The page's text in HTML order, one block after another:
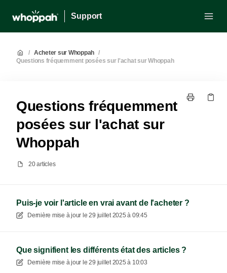
Support
/ Acheter sur Whoppah /
Questions fréquemment posées sur l'achat sur Whoppah
Questions fréquemment
posées sur l'achat sur
Whoppah
20 articles
Puis-je voir l'article en vrai avant de l'acheter ?
Dernière mise à jour le 29 juillet 2025 à 09:45
Que signifient les différents état des articles ?
Dernière mise à jour le 29 juillet 2025 à 10:03